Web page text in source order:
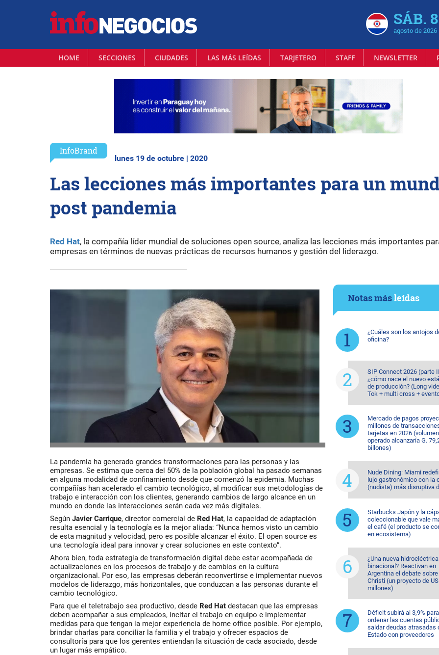
SÁB. 8
agosto de 2026
HOME SECCIONES CIUDADES LAS MÁS LEÍDAS TARJETERO STAFF NEWSLETTER
InfoBrand
lunes 19 de octubre | 2020
Las lecciones más importantes para un
post pandemia
Red Hat, la compañía líder mundial de soluciones open source, analiza las lecciones más importantes
empresas en términos de nuevas prácticas de recursos humanos y gestión del liderazgo.
La pandemia ha generado grandes transformaciones para las personas y las
empresas. Se estima que cerca del 50% de la población global ha pasado semanas
en alguna modalidad de confinamiento desde que comenzó la epidemia. Muchas
compañías han acelerado el cambio tecnológico, al modificar sus metodologías de
trabajo e interacción con los clientes, generando cambios de largo alcance en un
mundo en donde las interacciones serán cada vez más digitales.
Según Javier Carrique, director comercial de Red Hat, la capacidad de adaptación
resulta esencial y la tecnología es la mejor aliada: “Nunca hemos visto un cambio
de esta magnitud y velocidad, pero es posible alcanzar el éxito. El open source es
una tecnología ideal para innovar y crear soluciones en este contexto”.
Ahora bien, toda estrategia de transformación digital debe estar acompañada de
actualizaciones en los procesos de trabajo y de cambios en la cultura
organizacional. Por eso, las empresas deberán reconvertirse e implementar nuevos
modelos de liderazgo, más horizontales, que conduzcan a las personas durante el
cambio tecnológico.
Para que el teletrabajo sea productivo, desde Red Hat destacan que las empresas
deben acompañar a sus empleados, incitar el trabajo en equipo e implementar
medidas para que tengan la mejor experiencia de home office posible. Por ejemplo,
brindar charlas para conciliar la familia y el trabajo y ofrecer espacios de
consultoría para que los gerentes entiendan la situación de cada asociado, desde
un lugar más empático.
Notas másleídas
¿Cuáles son los antojos
oficina?
SIP Connect 2026 (parte
¿cómo nace el nuevo
de producción? (Long
Tok + multi cross +
Mercado de pagos
millones de
tarjetas en 2026 (volumen
operado alcanzaría G.
billones)
Nude Dining: Miami
lujo gastronómico con la
(nudista) más disruptiva
Starbucks Japón y la
coleccionable que vale
el café (el producto se
en ecosistema)
¿Una nueva hidroeléctrica
binacional? Reactivan en
Argentina el debate
Christi (un proyecto de
millones)
Déficit subirá al 3,9% para
ordenar las cuentas
saldar deudas atrasadas
Estado con proveedores